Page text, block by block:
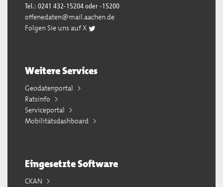
Tel.: 0241 432-15204 oder -15200
offenedaten@mail.aachen.de
Folgen Sie uns auf X
Weitere Services
Geodatenportal
Ratsinfo
Serviceportal
Mobilitätsdashboard
Eingesetzte Software
CKAN